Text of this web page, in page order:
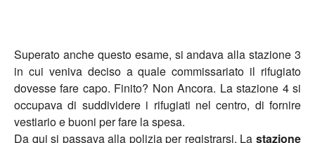
Superato anche questo esame, si andava alla stazione 3
in cui veniva deciso a quale commissariato il rifugiato
dovesse fare capo. Finito? Non Ancora. La stazione 4 si
occupava di suddividere i rifugiati nel centro, di fornire
vestiario e buoni per fare la spesa.
Da qui si passava alla polizia per registrarsi. La stazione